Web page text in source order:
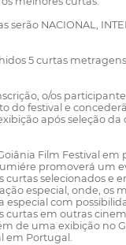
serão NACIONAL,
5 curtas
o/os
do festival e
após seleção da
Film Festival em
promoverá um
curtas selecionados e
especial, onde, os
especial com
curtas em outras
de uma exibição no
em Portugal.